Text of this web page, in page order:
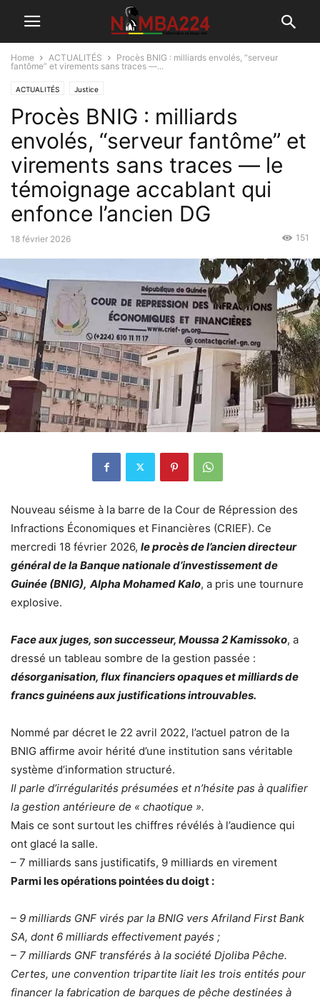
Home ACTUALITÉS
Procès BNIG : milliards envolés, “serveur
fantôme” et virements sans traces —...
ACTUALITÉS Justice
Procès BNIG : milliards
envolés, “serveur fantôme” et
virements sans traces — le
témoignage accablant qui
enfonce l’ancien DG
18 février 2026 151
Nouveau séisme à la barre de la Cour de Répression des
Infractions Économiques et Financières (CRIEF). Ce
mercredi 18 février 2026, le procès de l’ancien directeur
général de la Banque nationale d’investissement de
Guinée (BNIG), Alpha Mohamed Kalo, a pris une tournure
explosive.
Face aux juges, son successeur, Moussa 2 Kamissoko, a
dressé un tableau sombre de la gestion passée :
désorganisation, flux financiers opaques et milliards de
francs guinéens aux justifications introuvables.
Nommé par décret le 22 avril 2022, l’actuel patron de la
BNIG affirme avoir hérité d’une institution sans véritable
système d’information structuré.
Il parle d’irrégularités présumées et n’hésite pas à qualifier
la gestion antérieure de « chaotique ».
Mais ce sont surtout les chiffres révélés à l’audience qui
ont glacé la salle.
– 7 milliards sans justificatifs, 9 milliards en virement
Parmi les opérations pointées du doigt :
– 9 milliards GNF virés par la BNIG vers Afriland First Bank
SA, dont 6 milliards effectivement payés ;
– 7 milliards GNF transférés à la société Djoliba Pêche.
Certes, une convention tripartite liait les trois entités pour
financer la fabrication de barques de pêche destinées à